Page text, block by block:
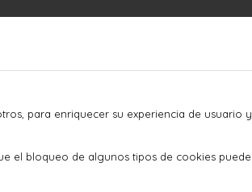
para enriquecer su experiencia de usuario y
el bloqueo de algunos tipos de cookies puede